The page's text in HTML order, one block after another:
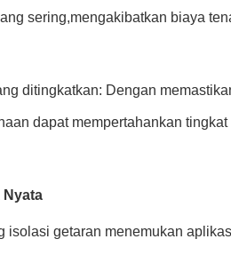
sering,mengakibatkan biaya
ditingkatkan: Dengan
dapat mempertahankan
Nyata
isolasi getaran menemukan